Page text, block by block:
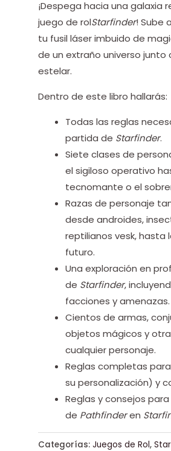
¡Despega hacia una galaxia
juego de rolStarfinder! Sube
tu fusil láser imbuido de
de un extraño universo
estelar.
Dentro de este libro hallarás:
Todas las reglas
partida de Starfinder.
Siete clases de
el sigiloso operativo
tecnomante o el
Razas de personaje
desde androides,
reptilianos vesk, hasta
futuro.
Una exploración en
de Starfinder,
facciones y amenazas.
Cientos de armas,
objetos mágicos y
cualquier personaje.
Reglas completas
su personalización) y
Reglas y consejos
de Pathfinderen
Categorías: Juegos de Rol,